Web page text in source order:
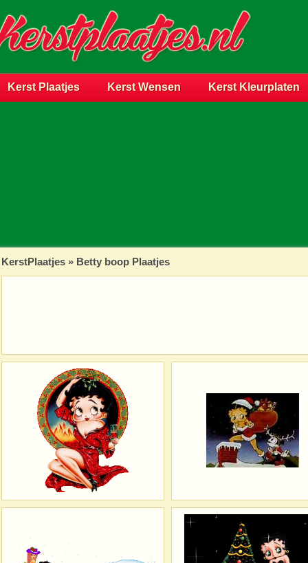
Kerst Plaatjes Kerst Wensen Kerst Kleurplaten
KerstPlaatjes » Betty boop Plaatjes